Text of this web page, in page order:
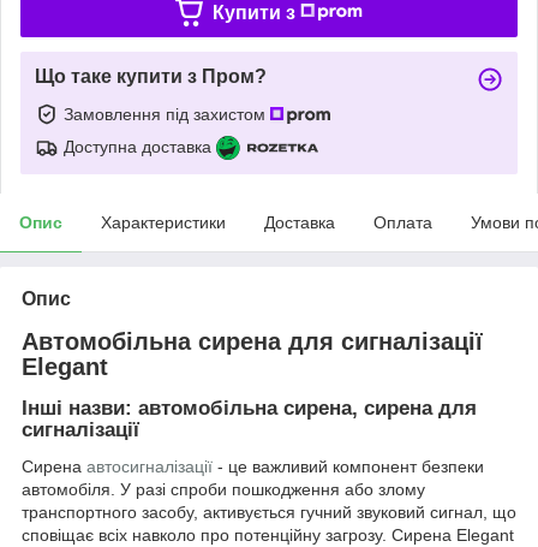
Купити з
Що таке купити з Пром?
Замовлення під захистом
Доступна доставка
Опис Характеристики Доставка Оплата Умови
Опис
Автомобільна сирена для сигналізації
Elegant
Інші назви: автомобільна сирена, сирена для
сигналізації
Сирена автосигналізації - це важливий компонент безпеки
автомобіля. У разі спроби пошкодження або злому
транспортного засобу, активується гучний звуковий сигнал, що
сповіщає всіх навколо про потенційну загрозу. Сирена Elegant